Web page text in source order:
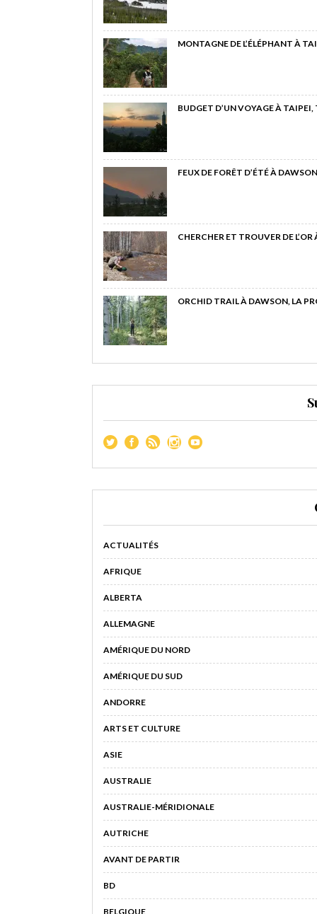
MONTAGNE DE L’ÉLÉPHANT À
BUDGET D’UN VOYAGE À
FEUX DE FORÊT D’ÉTÉ À
CHERCHER ET TROUVER DE
ORCHID TRAIL À DAWSON, LA
ACTUALITÉS
AFRIQUE
ALBERTA
ALLEMAGNE
AMÉRIQUE DU NORD
AMÉRIQUE DU SUD
ANDORRE
ARTS ET CULTURE
ASIE
AUSTRALIE
AUSTRALIE-MÉRIDIONALE
AUTRICHE
AVANT DE PARTIR
BD
BELGIQUE